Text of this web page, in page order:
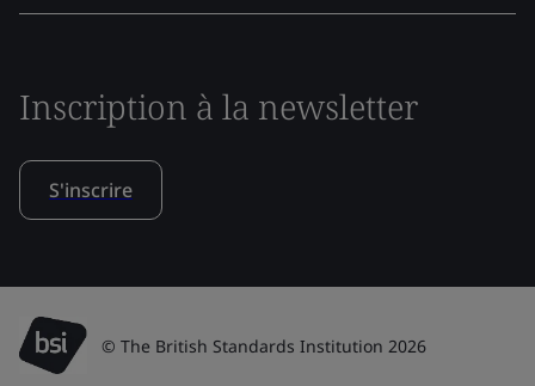
Inscription à la newsletter
S'inscrire
© The British Standards Institution 2026